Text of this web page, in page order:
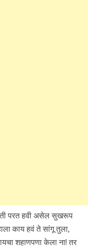
परत हवी असेल सुखरूप
काय हवं ते सांगू तुला,
शहाणपणा केला ना! तर